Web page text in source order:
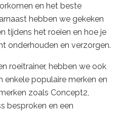
en het beste
hebben we gekeken
tijdens het roeien en hoe je
onderhouden en verzorgen.
roeitrainer, hebben we ook
populaire merken en
zoals Concept2,
besproken en een